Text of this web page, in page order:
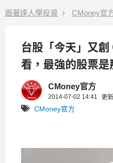
跟著達人學投資 CMoney官
台股「今天」又
看，最強的股票是
CMoney官方
2014-07-02 14:41 更
CMoney官方